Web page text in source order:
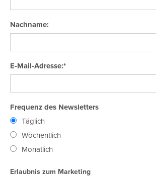
Nachname:
E-Mail-Adresse:*
Frequenz des Newsletters
Täglich
Wöchentlich
Monatlich
Erlaubnis zum Marketing